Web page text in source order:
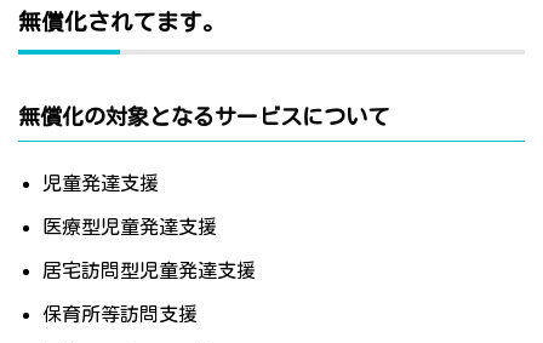
無償化されてます。
無償化の対象となるサービスについて
児童発達支援
医療型児童発達支援
居宅訪問型児童発達支援
保育所等訪問支援